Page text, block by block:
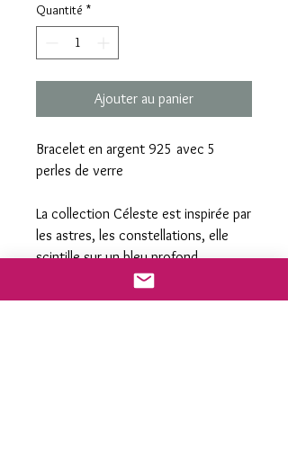
Quantité *
Ajouter au panier
Bracelet en argent 925 avec 5
perles de verre
La collection Céleste est inspirée par
les astres, les constellations, elle
scintille sur un bleu profond
rappellant la voûte céleste.